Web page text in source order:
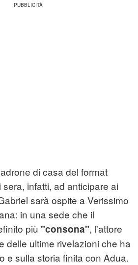
di casa del format
infatti, ad anticipare ai
sarà ospite a Verissimo
in una sede che il
più "consona", l'attore
delle ultime rivelazioni che ha
e sulla storia finita con Adua.